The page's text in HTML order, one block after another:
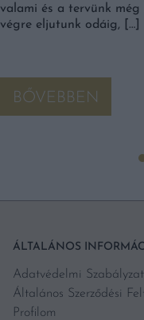
valami és a tervünk még
végre eljutunk odáig, […]
BŐVEBBEN
ÁLTALÁNOS
Adatvédelmi Szabályzat
Általános Szerződési
Profilom